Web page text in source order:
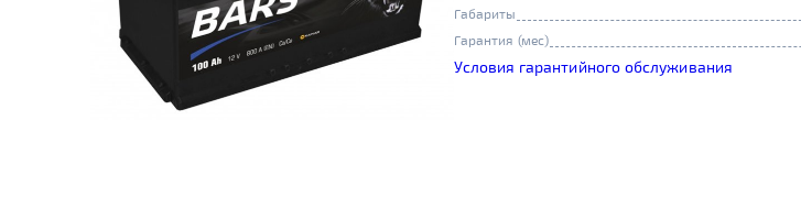
Габариты
Гарантия (мес)
Условия гарантийного обслуживания